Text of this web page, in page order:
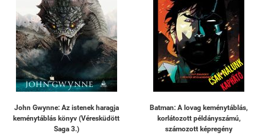
John Gwynne: Az istenek haragja
keménytáblás könyv (Véresküdött
Saga 3.)
Batman: A lovag keménytáblás,
korlátozott példányszámú,
számozott képregény